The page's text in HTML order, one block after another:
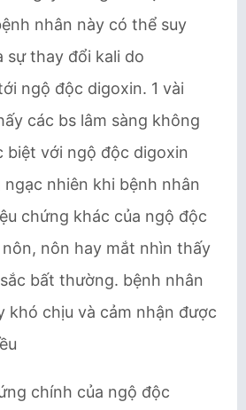
nhân này có thể suy
sự thay đổi kali do
ngộ độc digoxin. 1 vài
các bs lâm sàng không
biệt với ngộ độc digoxin
nhiên khi bệnh nhân
chứng khác của ngộ độc
nôn hay mắt nhìn thấy
bất thường. bệnh nhân
khó chịu và cảm nhận được
chính của ngộ độc